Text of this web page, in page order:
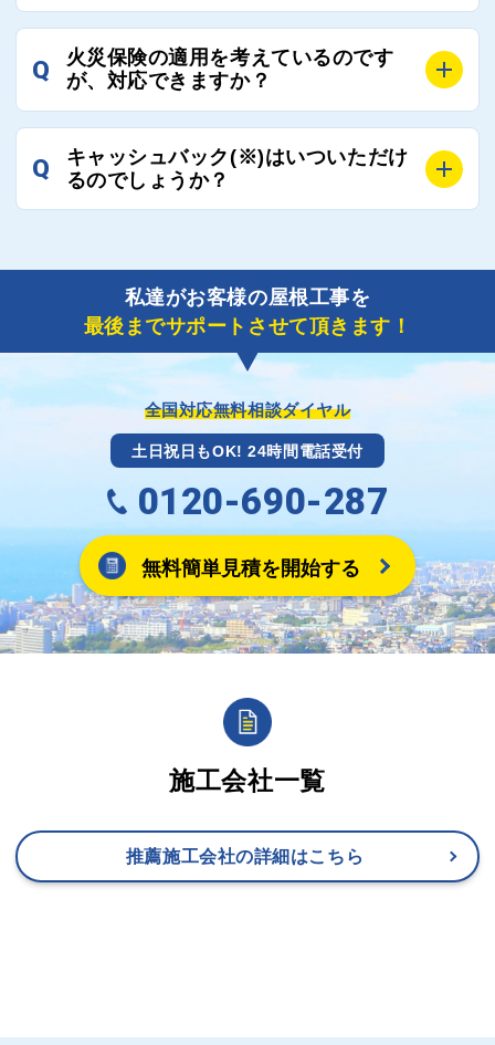
ご連絡いただき、屋根コネクトから直ちに紹介の工事
業者へ状況確認の連絡をし、即時対応するよう指示を
いたしますので、お気軽にお申し付けください。
工事業者の状況や屋根の状態、工事の内容、天候によ
って工事期間は変わりますが、目安としては、おおよ
また、急ぎの場合などは屋根コネクトとしても全面的
にご協力いたしますので、ご相談ください。可能な限
り期間を短縮できる状況の工事業者を選定させていた
だきます。
Q
火災保険の適用を考えているのです
が、対応できますか？
風災補償を適用される場合は、専門家による視察と必
Q
キャッシュバック(※)はいついただけ
るのでしょうか？
了しましたら、キャッシュバック(※)申込みフォーム
に各項目を入力いただいた上で送信してください。
その内容を屋根コネクトが確認できた日時から翌月末
までには送付手配させていただきます。
※キャッシュバックの金額は契約金額によって異なり
ます。
私達がお客様の屋根工事を
最後までサポートさせて頂きます！
全国対応無料相談ダイヤル
土日祝日もOK! 24時間電話受付
0120-690-287
無料簡単見積を開始する
施工会社一覧
推薦施工会社の詳細はこちら